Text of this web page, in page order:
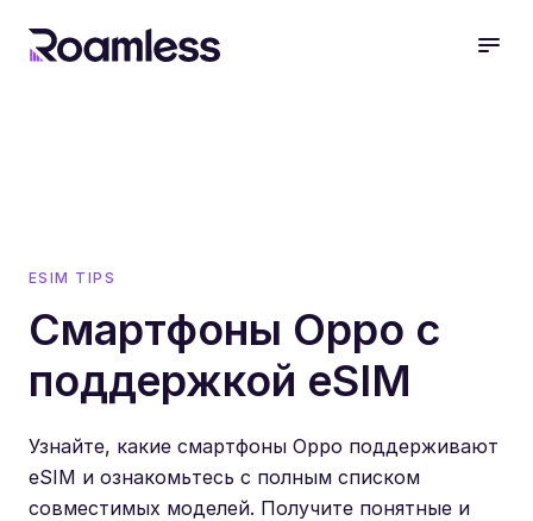
ESIM TIPS
Смартфоны Oppo с
поддержкой eSIM
Узнайте, какие смартфоны Oppo поддерживают
eSIM и ознакомьтесь с полным списком
совместимых моделей. Получите понятные и